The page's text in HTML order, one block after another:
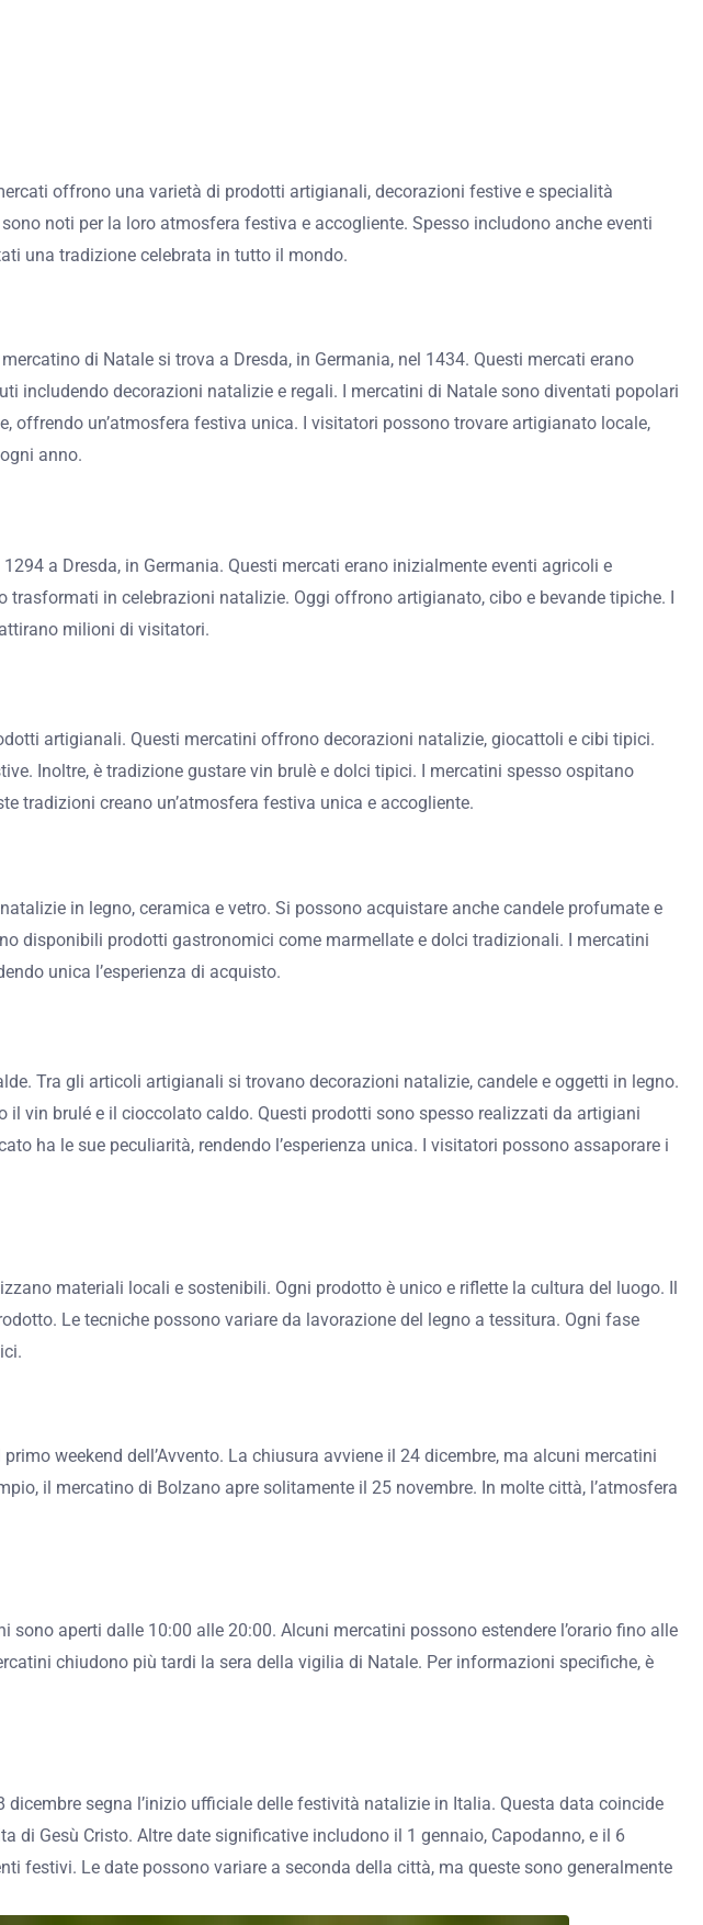
offrono una varietà di prodotti artigianali, decorazioni festive e specialità
noti per la loro atmosfera festiva e accogliente. Spesso includono anche eventi
una tradizione celebrata in tutto il mondo.
di Natale si trova a Dresda, in Germania, nel 1434. Questi mercati erano
includendo decorazioni natalizie e regali. I mercatini di Natale sono diventati popolari
offrendo un’atmosfera festiva unica. I visitatori possono trovare artigianato locale,
anno.
a Dresda, in Germania. Questi mercati erano inizialmente eventi agricoli e
in celebrazioni natalizie. Oggi offrono artigianato, cibo e bevande tipiche. I
milioni di visitatori.
artigianali. Questi mercatini offrono decorazioni natalizie, giocattoli e cibi tipici.
Inoltre, è tradizione gustare vin brulè e dolci tipici. I mercatini spesso ospitano
tradizioni creano un’atmosfera festiva unica e accogliente.
in legno, ceramica e vetro. Si possono acquistare anche candele profumate e
disponibili prodotti gastronomici come marmellate e dolci tradizionali. I mercatini
unica l’esperienza di acquisto.
Tra gli articoli artigianali si trovano decorazioni natalizie, candele e oggetti in legno.
il vin brulé e il cioccolato caldo. Questi prodotti sono spesso realizzati da artigiani
ha le sue peculiarità, rendendo l’esperienza unica. I visitatori possono assaporare i
materiali locali e sostenibili. Ogni prodotto è unico e riflette la cultura del luogo. Il
Le tecniche possono variare da lavorazione del legno a tessitura. Ogni fase
weekend dell’Avvento. La chiusura avviene il 24 dicembre, ma alcuni mercatini
il mercatino di Bolzano apre solitamente il 25 novembre. In molte città, l’atmosfera
aperti dalle 10:00 alle 20:00. Alcuni mercatini possono estendere l’orario fino alle
chiudono più tardi la sera della vigilia di Natale. Per informazioni specifiche, è
segna l’inizio ufficiale delle festività natalizie in Italia. Questa data coincide
di Gesù Cristo. Altre date significative includono il 1 gennaio, Capodanno, e il 6
festivi. Le date possono variare a seconda della città, ma queste sono generalmente